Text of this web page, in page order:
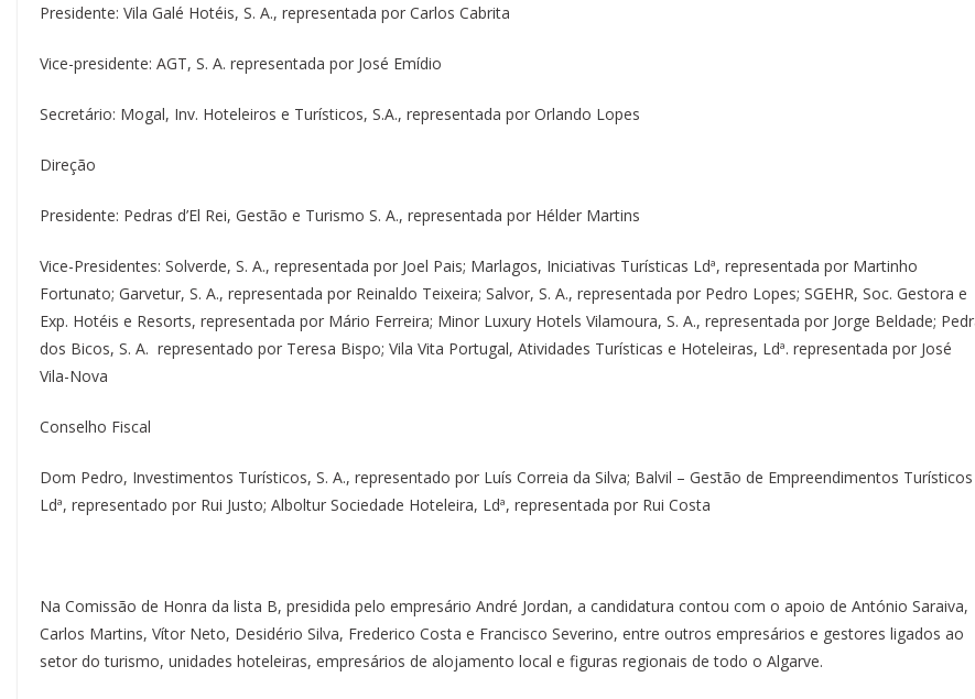
Presidente: Vila Galé Hotéis, S. A., representada por Carlos Cabrita
Vice-presidente: AGT, S. A. representada por José Emídio
Secretário: Mogal, Inv. Hoteleiros e Turísticos, S.A., representada por Orlando Lopes
Direção
Presidente: Pedras d’El Rei, Gestão e Turismo S. A., representada por Hélder Martins
Vice-Presidentes: Solverde, S. A., representada por Joel Pais; Marlagos, Iniciativas Turísticas Ldª, representada por Martinho
Fortunato; Garvetur, S. A., representada por Reinaldo Teixeira; Salvor, S. A., representada por Pedro Lopes; SGEHR, Soc. Gestora e
Exp. Hotéis e Resorts, representada por Mário Ferreira; Minor Luxury Hotels Vilamoura, S. A., representada por Jorge Beldade;
dos Bicos, S. A. representado por Teresa Bispo; Vila Vita Portugal, Atividades Turísticas e Hoteleiras, Ldª. representada por José
Vila-Nova
Conselho Fiscal
Dom Pedro, Investimentos Turísticos, S. A., representado por Luís Correia da Silva; Balvil – Gestão de Empreendimentos Turísticos
Ldª, representado por Rui Justo; Alboltur Sociedade Hoteleira, Ldª, representada por Rui Costa
Na Comissão de Honra da lista B, presidida pelo empresário André Jordan, a candidatura contou com o apoio de António Saraiva,
Carlos Martins, Vítor Neto, Desidério Silva, Frederico Costa e Francisco Severino, entre outros empresários e gestores ligados ao
setor do turismo, unidades hoteleiras, empresários de alojamento local e figuras regionais de todo o Algarve.